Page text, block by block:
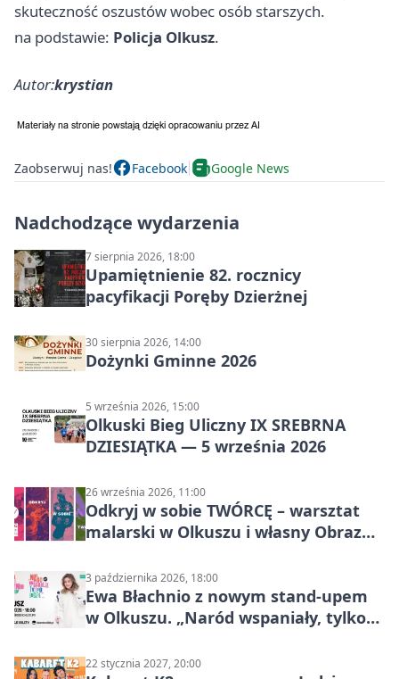
skuteczność oszustów wobec osób starszych.
na podstawie: Policja Olkusz.
Autor:krystian
Zaobserwuj nas! Facebook Google News
Nadchodzące wydarzenia
7 sierpnia 2026, 18:00
Upamiętnienie 82. rocznicy
pacyfikacji Poręby Dzierżnej
30 sierpnia 2026, 14:00
Dożynki Gminne 2026
5 września 2026, 15:00
Olkuski Bieg Uliczny IX SREBRNA
DZIESIĄTKA — 5 września 2026
26 września 2026, 11:00
Odkryj w sobie TWÓRCĘ – warsztat
malarski w Olkuszu i własny Obraz
3 października 2026, 18:00
Ewa Błachnio z nowym stand-upem
w Olkuszu. „Naród wspaniały, tylko
22 stycznia 2027, 20:00